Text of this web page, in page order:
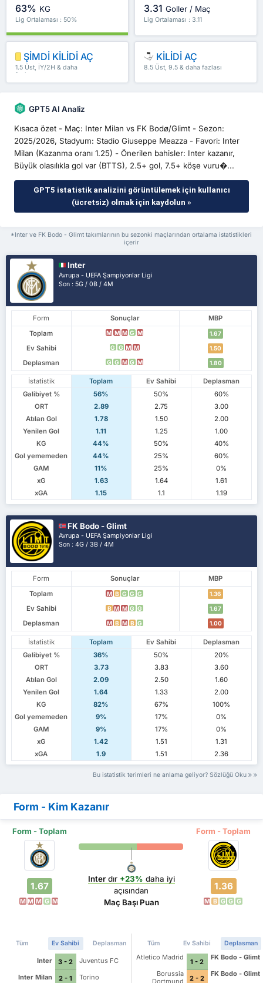
63% KG
Lig Ortalaması : 50%
3.31 Goller / Maç
Lig Ortalaması : 3.11
ŞİMDİ KİLİDİ AÇ
1.5 Üst, İY/2H & daha
fazlası
KİLİDİ AÇ
8.5 Üst, 9.5 & daha fazlası
GPT5 AI Analiz
Kısaca özet - Maç: Inter Milan vs FK Bodø/Glimt - Sezon:
2025/2026, Stadyum: Stadio Giuseppe Meazza - Favori: Inter
Milan (Kazanma oranı 1.25) - Önerilen bahisler: Inter kazanır,
Büyük olasılıkla gol var (BTTS), 2.5+ gol, 7.5+ köşe vuru�...
GPT5 istatistik analizini görüntülemek için kullanıcı
(ücretsiz) olmak için kaydolun »
*Inter ve FK Bodo - Glimt takımlarının bu sezonki maçlarından ortalama istatistikleri
içerir
Inter
Avrupa - UEFA Şampiyonlar Ligi
Son : 5G / 0B / 4M
Form Sonuçlar
MBP
Toplam
M M M G M 1.67
Ev Sahibi G G M M 1.50
Deplasman G G M G M 1.80
İstatistik Toplam Ev Sahibi
Deplasman
Galibiyet %
56% 50%
60%
ORT
2.89 2.75
3.00
Atılan Gol
1.78 1.50
2.00
Yenilen Gol
1.11 1.25
1.00
KG
44% 50%
40%
Gol yememeden
44% 25%
60%
GAM
11% 25%
0%
xG
1.63 1.64
1.61
xGA
1.15 1.1 1.19
FK Bodo - Glimt
Avrupa - UEFA Şampiyonlar Ligi
Son : 4G / 3B / 4M
Form Sonuçlar
MBP
Toplam
M B G G G 1.36
Ev Sahibi B M M G G 1.67
Deplasman M B M B G 1.00
İstatistik Toplam Ev Sahibi
Deplasman
Galibiyet %
36% 50%
20%
ORT
3.73 3.83
3.60
Atılan Gol
2.09 2.50
1.60
Yenilen Gol
1.64 1.33
2.00
KG
82% 67%
100%
Gol yememeden
9% 17%
0%
GAM
9% 17%
0%
xG
1.42 1.51
1.31
xGA
1.9 1.51 2.36
Bu istatistik terimleri ne anlama geliyor? Sözlüğü Oku
Form - Kim Kazanır
Form - Toplam Form - Toplam
1.67
M M M G M
Interdır +23% daha iyi
açısından
Maç Başı Puan
1.36
M B G G G
Tüm Ev Sahibi Deplasman
Inter 3 - 2
Juventus FC
Inter Milan
2 - 1 Torino
Tüm Ev Sahibi Deplasman
Atletico Madrid
1 - 2
FK Bodo - Glimt
Borussia
Dortmund
2 - 2
FK Bodo - Glimt